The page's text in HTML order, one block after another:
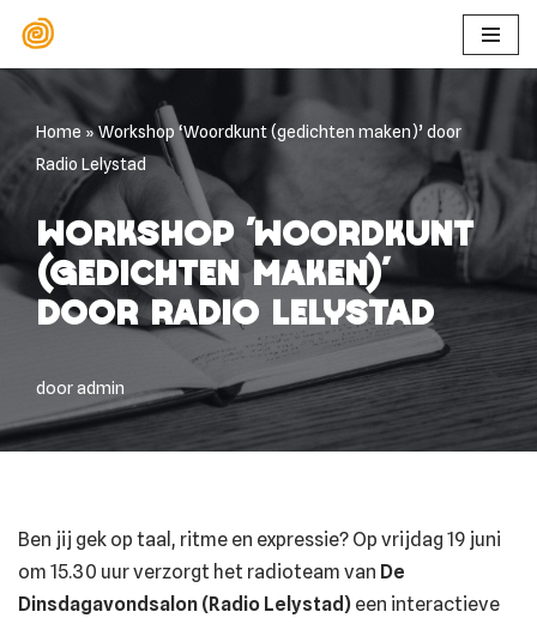
Ga
naar
de
inhoud
Home»Workshop ‘Woordkunt (gedichten maken)’ door
Radio Lelystad
Workshop ‘Woordkunt
(gedichten maken)’
door Radio Lelystad
dooradmin
Ben jij gek op taal, ritme en expressie? Op vrijdag 19 juni
om 15.30 uur verzorgt het radioteam van De
Dinsdagavondsalon (Radio Lelystad) een interactieve